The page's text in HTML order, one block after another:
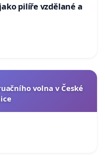
pilíře vzdělané a
volna v České